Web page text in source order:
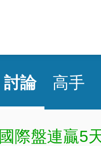
討論 高手
際盤連贏5